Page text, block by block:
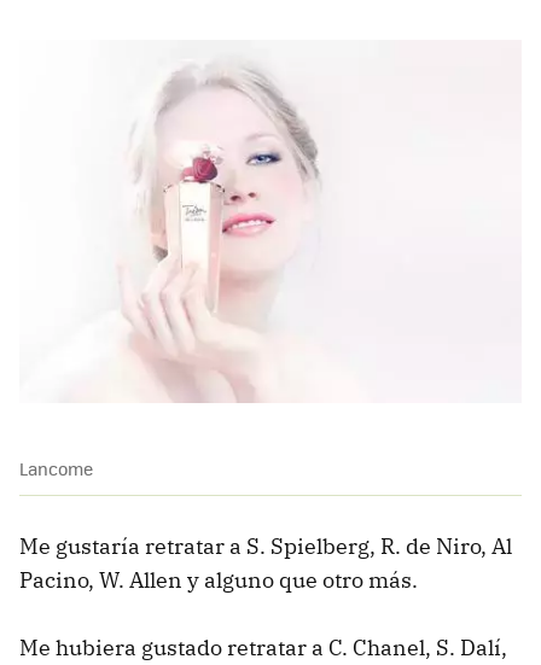
Lancome
Me gustaría retratar a S. Spielberg, R. de Niro, Al
Pacino, W. Allen y alguno que otro más.
Me hubiera gustado retratar a C. Chanel, S. Dalí,